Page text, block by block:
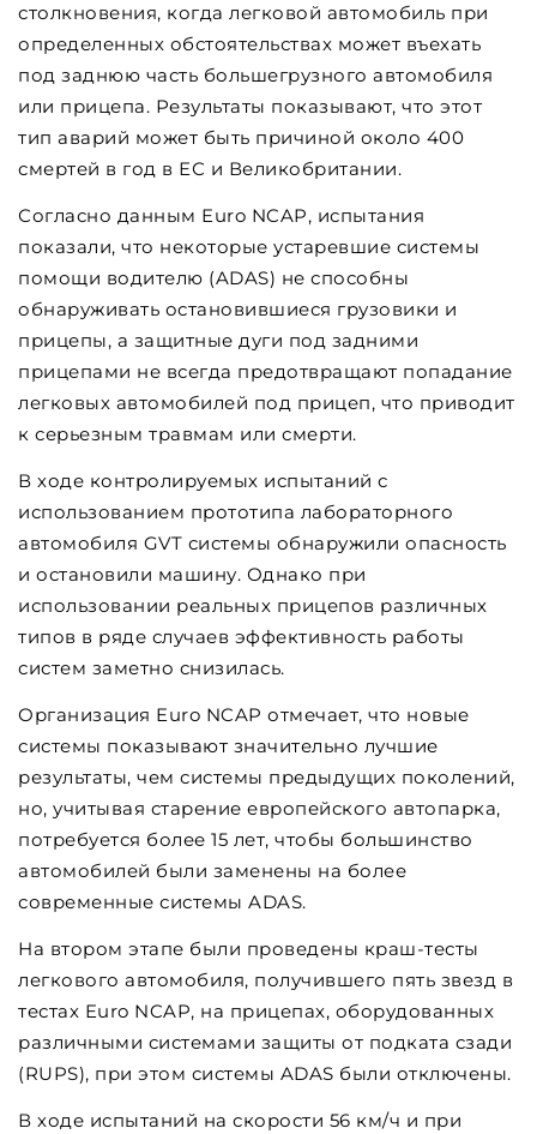
столкновения, когда легковой автомобиль при
определенных обстоятельствах может въехать
под заднюю часть большегрузного автомобиля
или прицепа. Результаты показывают, что этот
тип аварий может быть причиной около 400
смертей в год в ЕС и Великобритании.
Согласно данным Euro NCAP, испытания
показали, что некоторые устаревшие системы
помощи водителю (ADAS) не способны
обнаруживать остановившиеся грузовики и
прицепы, а защитные дуги под задними
прицепами не всегда предотвращают попадание
легковых автомобилей под прицеп, что приводит
к серьезным травмам или смерти.
В ходе контролируемых испытаний с
использованием прототипа лабораторного
автомобиля GVT системы обнаружили опасность
и остановили машину. Однако при
использовании реальных прицепов различных
типов в ряде случаев эффективность работы
систем заметно снизилась.
Организация Euro NCAP отмечает, что новые
системы показывают значительно лучшие
результаты, чем системы предыдущих поколений,
но, учитывая старение европейского автопарка,
потребуется более 15 лет, чтобы большинство
автомобилей были заменены на более
современные системы ADAS.
На втором этапе были проведены краш-тесты
легкового автомобиля, получившего пять звезд в
тестах Euro NCAP, на прицепах, оборудованных
различными системами защиты от подката сзади
(RUPS), при этом системы ADAS были отключены.
В ходе испытаний на скорости 56 км/ч и при